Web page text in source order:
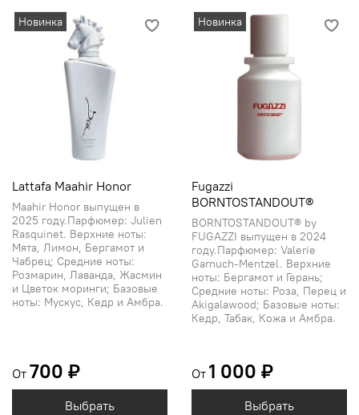
Новинка
Lattafa Maahir Honor
Maahir Honor выпущен в
2025 году.Парфюмер: Julien
Rasquinet. Верхние ноты:
Мята, Лимон, Бергамот и
Чабрец; Средние ноты:
Розмарин, Лаванда, Жасмин
и Цветок моринги; Базовые
ноты: Мускус, Кедр и Амбра.
От 700 ₽
Выбрать
Новинка
Fugazzi
BORNTOSTANDOUT®
BORNTOSTANDOUT® by
FUGAZZI выпущен в 2024
году.Парфюмер: Valerie
Garnuch-Mentzel. Верхние
ноты: Бергамот и Герань;
Средние ноты: Роза, Перец и
Akigalawood; Базовые ноты:
Кедр, Табак, Кожа и Амбра.
От 1 000 ₽
Выбрать